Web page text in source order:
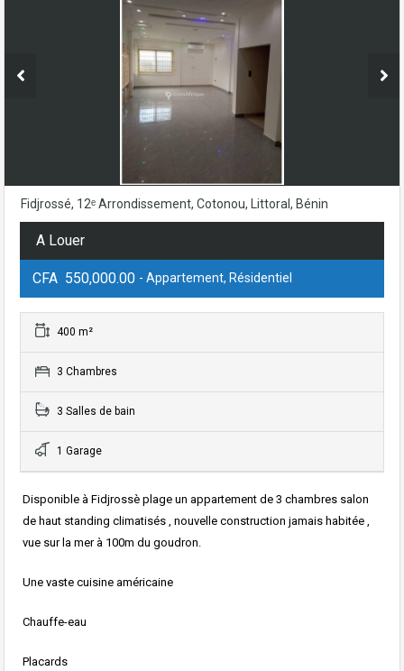
Fidjrossé, 12ᵉ Arrondissement, Cotonou, Littoral, Bénin
A Louer
CFA 550,000.00 - Appartement, Résidentiel
400 m²
3 Chambres
3 Salles de bain
1 Garage
Disponible à Fidjrossè plage un appartement de 3 chambres salon
de haut standing climatisés , nouvelle construction jamais habitée ,
vue sur la mer à 100m du goudron.
Une vaste cuisine américaine
Chauffe-eau
Placards